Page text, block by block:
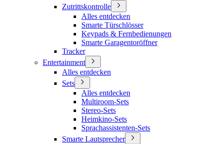
Zutrittskontrolle
Alles entdecken
Smarte Türschlösser
Keypads & Fernbedienungen
Smarte Garagentoröffner
Tracker
Entertainment
Alles entdecken
Sets
Alles entdecken
Multiroom-Sets
Stereo-Sets
Heimkino-Sets
Sprachassistenten-Sets
Smarte Lautsprecher